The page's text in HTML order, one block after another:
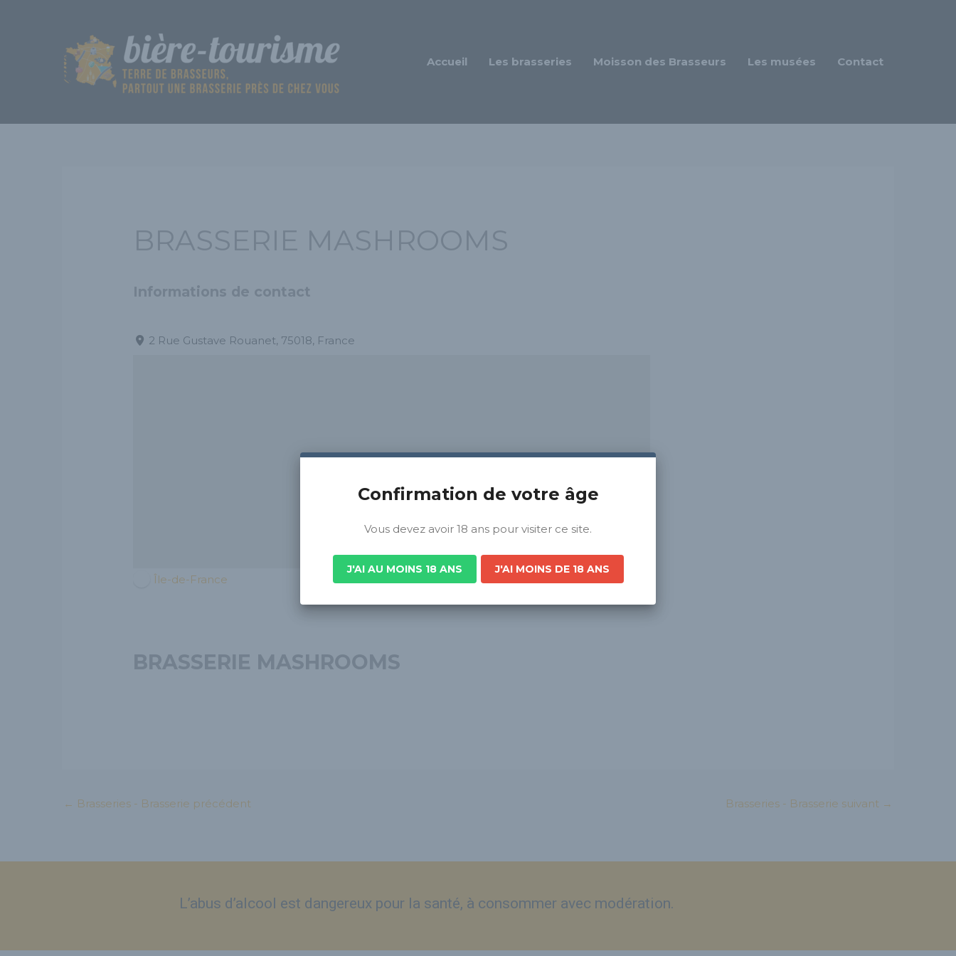
Accueil
Les brasseries Moisson des Brasseurs Les musées Contact
BRASSERIE MASHROOMS
Informations de contact
2 Rue Gustave Rouanet, 75018, France
Île-de-France
BRASSERIE MASHROOMS
← Brasseries - Brasserie précédent Brasseries - Brasserie suivant →
L’abus d’alcool est dangereux pour la santé, à consommer avec modération.
Confirmation de votre âge
Vous devez avoir 18 ans pour visiter ce site.
J'AI AU MOINS 18 ANS J'AI MOINS DE 18 ANS